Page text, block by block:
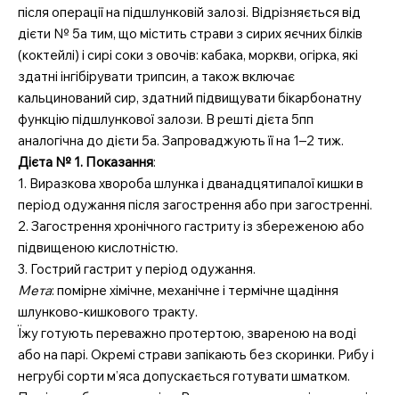
після операції на підшлунковій залозі. Відрізняється від
дієти № 5а тим, що містить страви з сирих яєчних білків
(коктейлі) і сирі соки з овочів: кабака, моркви, огірка, які
здатні інгібірувати трипсин, а також включає
кальцинований сир, здатний підвищувати бікарбонатну
функцію підшлункової залози. В решті дієта 5пп
аналогічна до дієти 5а. Запроваджують її на 1–2 тиж.
Дієта № 1. Показання:
1. Виразкова хвороба шлунка і дванадцятипалої кишки в
період одужання після загострення або при загостренні.
2. Загострення хронічного гастриту із збереженою або
підвищеною кислотністю.
3. Гострий гастрит у період одужання.
Мета: помірне хімічне, механічне і термічне щадіння
шлунково-кишкового тракту.
Їжу готують переважно протертою, звареною на воді
або на парі. Окремі страви запікають без скоринки. Рибу і
негрубі сорти м’яса допускається готувати шматком.